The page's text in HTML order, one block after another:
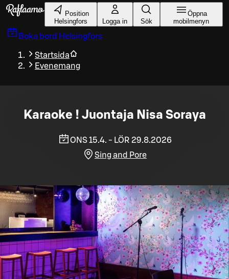
Gå till huvudinnehållet
Position
Helsingfors
Logga in Sök
Öppna
mobilmenyn
Boka bord Helsingfors
Startsida
Evenemang
Karaoke ! Juontaja Nisa Soraya
ONS 15.4. - LÖR 29.8.2026
Sing and Pore